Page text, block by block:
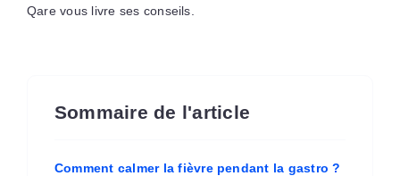
Qare vous livre ses conseils.
Sommaire de l'article
Comment calmer la fièvre pendant la gastro ?